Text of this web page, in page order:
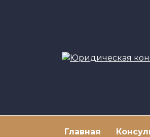
Главная